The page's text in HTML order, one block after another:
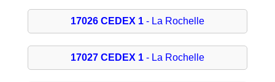
17026 CEDEX 1- La Rochelle
17027 CEDEX 1- La Rochelle